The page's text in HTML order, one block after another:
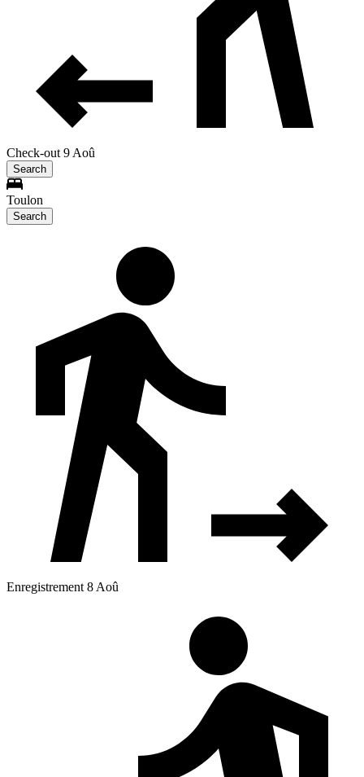
Check-out 9 Aoû
Search
Toulon
Search
Enregistrement 8 Aoû